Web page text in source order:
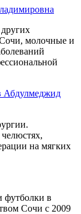
Сочи, молочные и
Абдулмеджид
на мягких
футболки в
Сочи с 2009